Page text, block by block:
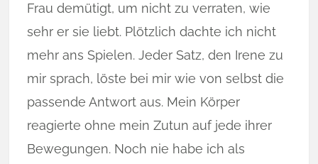
Frau demütigt, um nicht zu verraten, wie
sehr er sie liebt. Plötzlich dachte ich nicht
mehr ans Spielen. Jeder Satz, den Irene zu
mir sprach, löste bei mir wie von selbst die
passende Antwort aus. Mein Körper
reagierte ohne mein Zutun auf jede ihrer
Bewegungen. Noch nie habe ich als